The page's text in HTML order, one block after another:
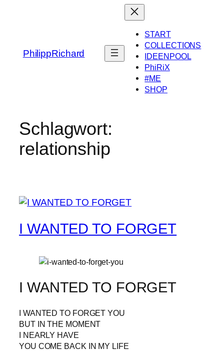
PhilippRichard
START
COLLECTIONS
IDEENPOOL
PhiRiX
#ME
SHOP
Schlagwort:
relationship
I WANTED TO FORGET
I WANTED TO FORGET
I WANTED TO FORGET YOU
BUT IN THE MOMENT
I NEARLY HAVE
YOU COME BACK IN MY LIFE